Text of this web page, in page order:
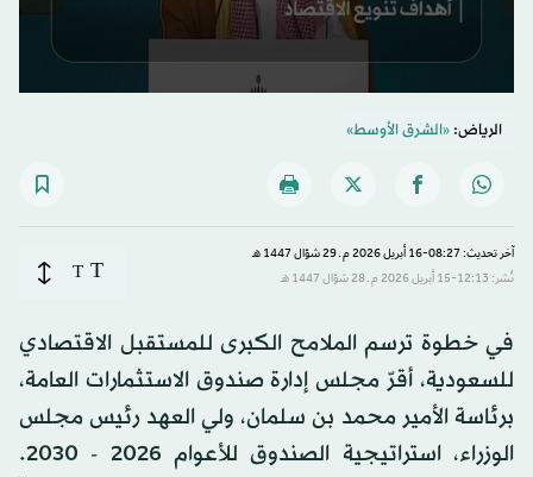
seconds
الرياض:«الشرق الأوسط»
آخر تحديث: 08:27-16 أبريل 2026 م ـ 29 شوّال 1447 هـ
نُشر: 12:13-15 أبريل 2026 م ـ 28 شوّال 1447 هـ
T
T
في خطوة ترسم الملامح الكبرى للمستقبل الاقتصادي
للسعودية، أقرّ مجلس إدارة صندوق الاستثمارات العامة،
برئاسة الأمير محمد بن سلمان، ولي العهد رئيس مجلس
الوزراء، استراتيجية الصندوق للأعوام 2026 - 2030.